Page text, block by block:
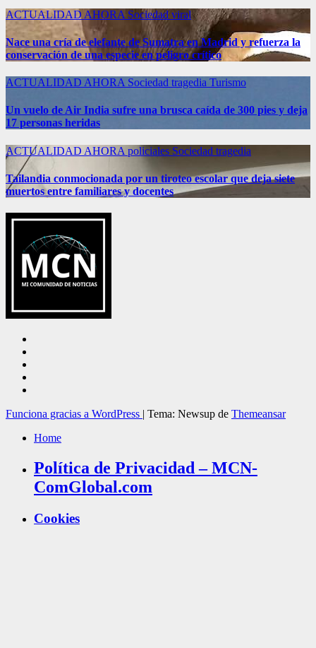
ACTUALIDAD AHORA Sociedadviral
Nace una cría de elefante de Sumatra en Madrid y refuerza la
conservación de una especie en peligro crítico
ACTUALIDAD AHORA Sociedad tragedia Turismo
Un vuelo de Air India sufre una brusca caída de 300 pies y deja
17 personas heridas
ACTUALIDAD AHORA policiales Sociedad tragedia
Tailandia conmocionada por un tiroteo escolar que deja siete
muertos entre familiares y docentes
Funciona gracias a WordPress | Tema: Newsup de Themeansar
Home
Política de Privacidad – MCN-
ComGlobal.com
Cookies